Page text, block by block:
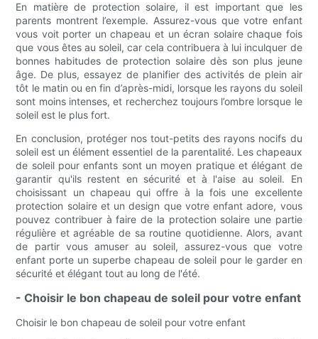
En matière de protection solaire, il est important que les
parents montrent l’exemple. Assurez-vous que votre enfant
vous voit porter un chapeau et un écran solaire chaque fois
que vous êtes au soleil, car cela contribuera à lui inculquer de
bonnes habitudes de protection solaire dès son plus jeune
âge. De plus, essayez de planifier des activités de plein air
tôt le matin ou en fin d’après-midi, lorsque les rayons du soleil
sont moins intenses, et recherchez toujours l’ombre lorsque le
soleil est le plus fort.
En conclusion, protéger nos tout-petits des rayons nocifs du
soleil est un élément essentiel de la parentalité. Les chapeaux
de soleil pour enfants sont un moyen pratique et élégant de
garantir qu'ils restent en sécurité et à l'aise au soleil. En
choisissant un chapeau qui offre à la fois une excellente
protection solaire et un design que votre enfant adore, vous
pouvez contribuer à faire de la protection solaire une partie
régulière et agréable de sa routine quotidienne. Alors, avant
de partir vous amuser au soleil, assurez-vous que votre
enfant porte un superbe chapeau de soleil pour le garder en
sécurité et élégant tout au long de l'été.
- Choisir le bon chapeau de soleil pour votre enfant
Choisir le bon chapeau de soleil pour votre enfant